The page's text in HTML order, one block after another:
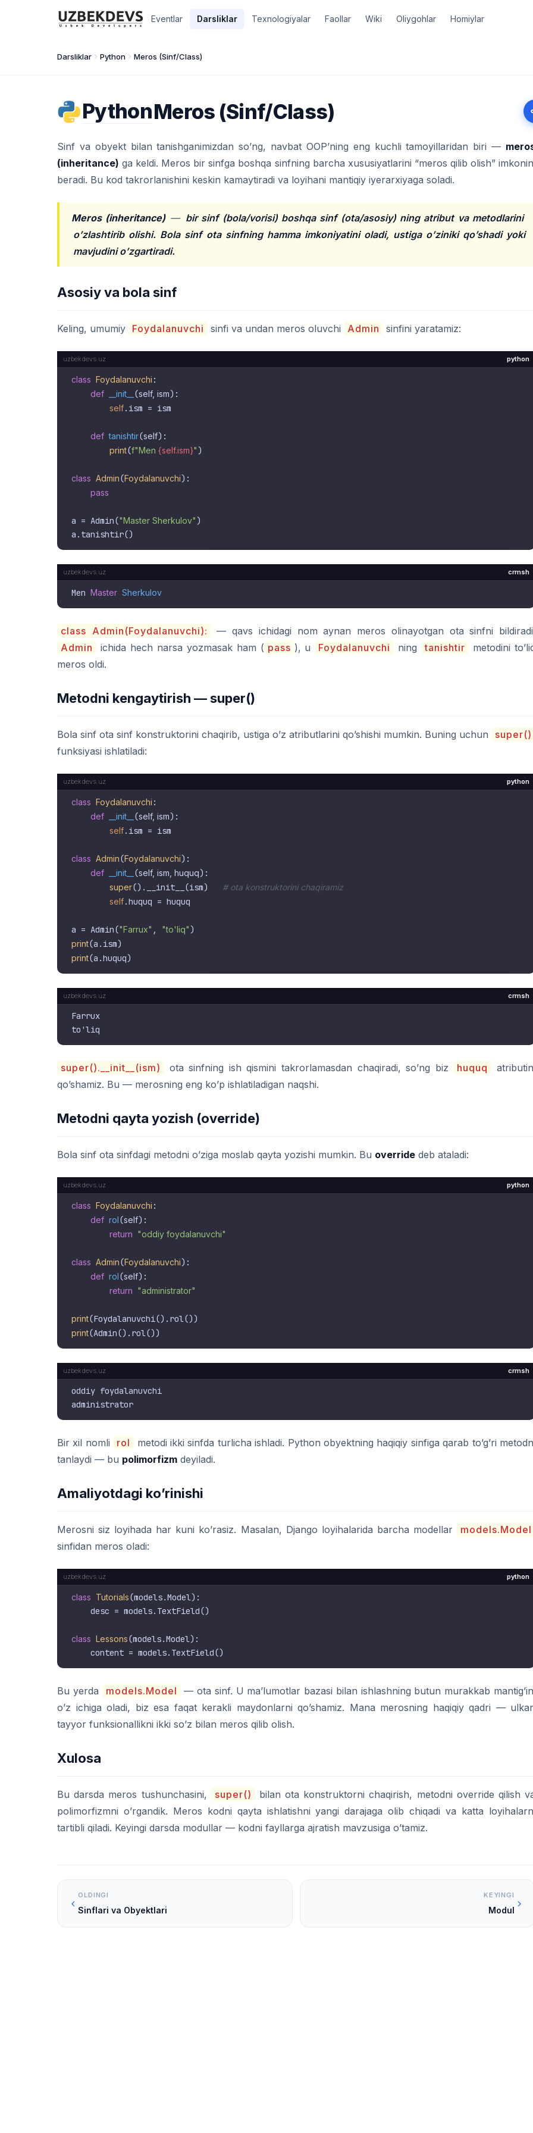
Eventlar Darsliklar Texnologiyalar Faollar Wiki Oliygohlar Homiylar
Darsliklar Python Meros (Sinf/Class)
PythonMeros (Sinf/Class)
Sinf va obyekt bilan tanishganimizdan so’ng, navbat OOP’ning eng kuchli tamoyillaridan biri —
(inheritance) ga keldi. Meros bir sinfga boshqa sinfning barcha xususiyatlarini “meros qilib olish”
beradi. Bu kod takrorlanishini keskin kamaytiradi va loyihani mantiqiy iyerarxiyaga soladi.
Meros (inheritance)— bir sinf (bola/vorisi) boshqa sinf (ota/asosiy) ning atribut va metodlarini
o’zlashtirib olishi. Bola sinf ota sinfning hamma imkoniyatini oladi, ustiga o’ziniki qo’shadi yoki
mavjudini o’zgartiradi.
Asosiy va bola sinf
Keling, umumiy Foydalanuvchi sinfi va undan meros oluvchi Admin sinfini yaratamiz:
python
class Foydalanuvchi :
def __init__ (self, ism):
self.ism = ism
def tanishtir(self):
print(f"Men {self.ism}")
class Admin(Foydalanuvchi):
pass
a = Admin("Master Sherkulov")
crmsh
Men Master Sherkulov
class Admin(Foydalanuvchi):
— qavs ichidagi nom aynan meros olinayotgan ota sinfni
Admin
ichida hech narsa yozmasak ham ( pass ), u Foydalanuvchi ning tanishtir
metodini
meros oldi.
Metodni kengaytirish — super()
Bola sinf ota sinf konstruktorini chaqirib, ustiga o’z atributlarini qo’shishi mumkin. Buning uchun
super()
funksiyasi ishlatiladi:
python
class Foydalanuvchi :
def __init__ (self, ism):
self.ism = ism
class Admin(Foydalanuvchi):
def __init__ (self, ism, huquq):
super().__init__(ism) # ota konstruktorini chaqiramiz
self.huquq = huquq
a = Admin("Farrux" , "to'liq"
print
print
crmsh
Farrux
super().__init__(ism) ota sinfning ish qismini takrorlamasdan chaqiradi, so’ng biz huquq
qo’shamiz. Bu — merosning eng ko’p ishlatiladigan naqshi.
Metodni qayta yozish (override)
Bola sinf ota sinfdagi metodni o’ziga moslab qayta yozishi mumkin. Bu override deb ataladi:
python
class Foydalanuvchi :
def rol(self):
return "oddiy foydalanuvchi"
class Admin(Foydalanuvchi):
def rol(self):
return "administrator"
print
print
crmsh
oddiy foydalanuvchi
Bir xil nomli rol
metodi ikki sinfda turlicha ishladi. Python obyektning haqiqiy sinfiga qarab to’g’ri
tanlaydi — bu polimorfizm deyiladi.
Amaliyotdagi ko’rinishi
Merosni siz loyihada har kuni ko’rasiz. Masalan, Django loyihalarida barcha modellar
models.Model
sinfidan meros oladi:
python
class Tutorials(models.Model):
    desc = models.TextField()
class Lessons(models.Model):
Bu yerda models.Model
— ota sinf. U ma’lumotlar bazasi bilan ishlashning butun murakkab
o’z ichiga oladi, biz esa faqat kerakli maydonlarni qo’shamiz. Mana merosning haqiqiy qadri —
tayyor funksionallikni ikki so’z bilan meros qilib olish.
Xulosa
Bu darsda meros tushunchasini, super()
bilan ota konstruktorni chaqirish, metodni override qilish
polimorfizmni o’rgandik. Meros kodni qayta ishlatishni yangi darajaga olib chiqadi va katta
tartibli qiladi. Keyingi darsda modullar — kodni fayllarga ajratish mavzusiga o’tamiz.
OLDINGI
Sinflari va Obyektlari
KEYINGI
Modul